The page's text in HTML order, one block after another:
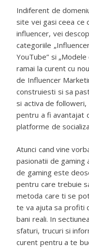
Indiferent de
site vei gasi ceea ce
influencer, vei
categoriile
YouTube” si
ramai la curent cu
de Influencer
construiesti si sa
si activa de
pentru a fi avantajat
platforme de
Atunci cand vine
pasionatii de gaming
de gaming este
pentru care trebuie
metoda care ti se
te va ajuta sa profiti
bani reali. In
sfaturi, trucuri si
curent pentru a te